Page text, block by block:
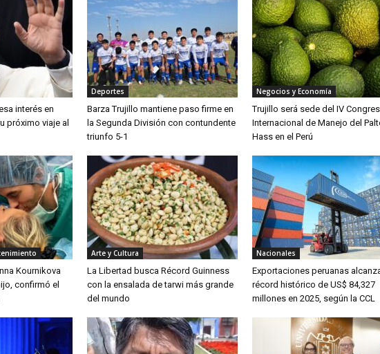
interés en
próximo viaje al
Deportes
Barza Trujillo mantiene paso firme en
la Segunda División con contundente
triunfo 5-1
Negocios y Economía
Trujillo será sede del IV
Internacional de Manejo del
Hass en el Perú
Kournikova
confirmó el
Arte y Cultura
La Libertad busca Récord Guinness
con la ensalada de tarwi más grande
del mundo
Nacionales
Exportaciones peruanas
récord histórico de US$ 84,327
millones en 2025, según la CCL